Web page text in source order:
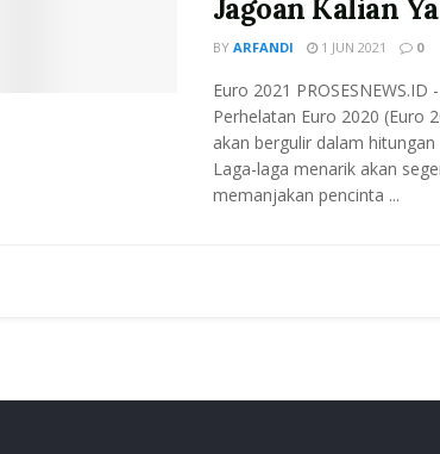
Jagoan Kalian Ya
BY ARFANDI 1 JUN 2021 0
Euro 2021 PROSESNEWS.ID -
Perhelatan Euro 2020 (Euro
akan bergulir dalam hitungan
Laga-laga menarik akan
memanjakan pencinta ...